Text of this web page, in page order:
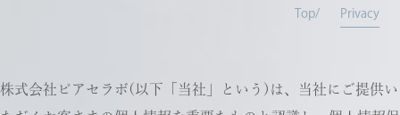
Top Privacy
株式会社ピアセラボ(以下「当社」という)は、当社にご提供い